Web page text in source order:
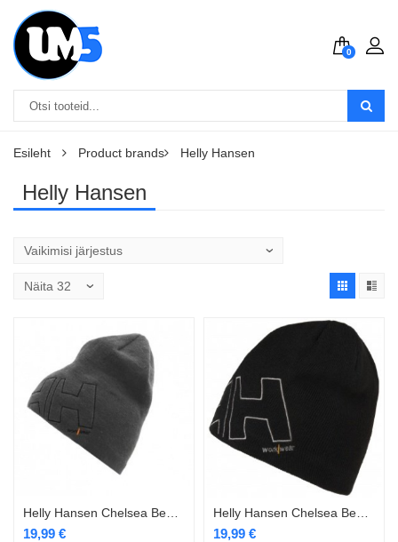
0
Esileht Product brands Helly Hansen
Helly Hansen
19,99 € 19,99 €